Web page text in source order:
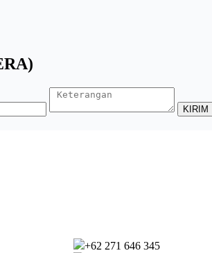
+62 271 646 345